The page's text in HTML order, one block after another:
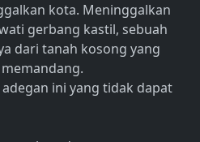
kota. Meninggalkan
gerbang kastil, sebuah
dari tanah kosong yang
ini yang tidak dapat